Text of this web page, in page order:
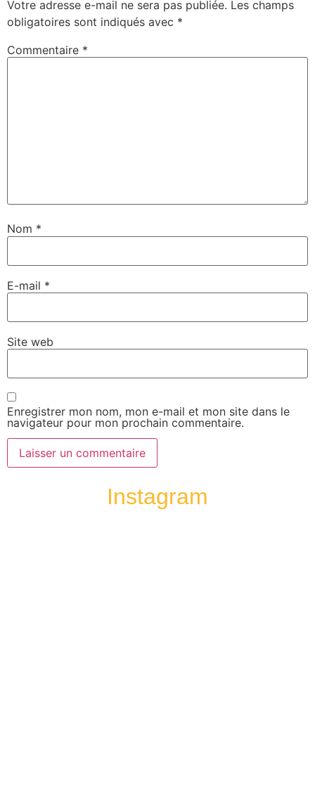
Votre adresse e-mail ne sera pas publiée. Les champs
obligatoires sont indiqués avec *
Commentaire *
Nom *
E-mail *
Site web
Enregistrer mon nom, mon e-mail et mon site dans le
navigateur pour mon prochain commentaire.
Instagram